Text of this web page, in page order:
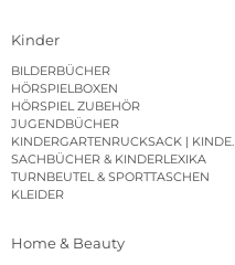
Kinder
BILDERBÜCHER
HÖRSPIELBOXEN
HÖRSPIEL ZUBEHÖR
JUGENDBÜCHER
SACHBÜCHER & KINDERLEXIKA
TURNBEUTEL & SPORTTASCHEN
KLEIDER
Home & Beauty